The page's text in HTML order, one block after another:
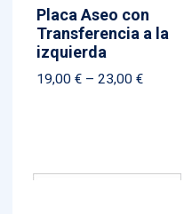
Placa Aseo con
Transferencia a la
izquierda
19,00€ – 23,00€Price